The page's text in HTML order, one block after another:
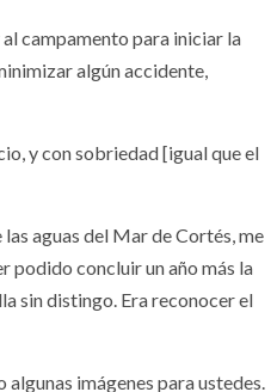
campamento para iniciar la
algún accidente,
y con sobriedad [igual que el
aguas del Mar de Cortés, me
podido concluir un año más la
sin distingo. Era reconocer el
imágenes para ustedes.